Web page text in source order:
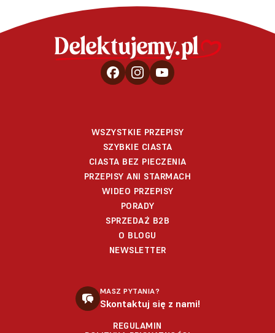
WSZYSTKIE PRZEPISY
SZYBKIE CIASTA
CIASTA BEZ PIECZENIA
PRZEPISY ANI STARMACH
WIDEO PRZEPISY
PORADY
SPRZEDAŻ B2B
O BLOGU
NEWSLETTER
MASZ PYTANIA?
Skontaktuj się z nami!
REGULAMIN